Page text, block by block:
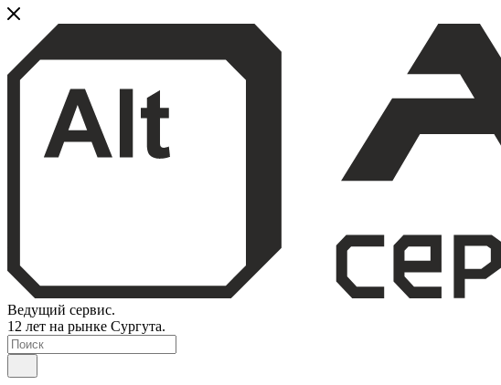
Ведущий сервис.
12 лет на рынке Сургута.